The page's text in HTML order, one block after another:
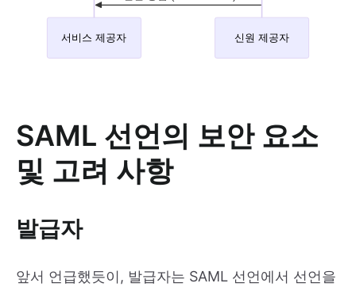
SAML 선언의 보안 요소
및 고려 사항
발급자
앞서 언급했듯이, 발급자는 SAML 선언에서 선언을